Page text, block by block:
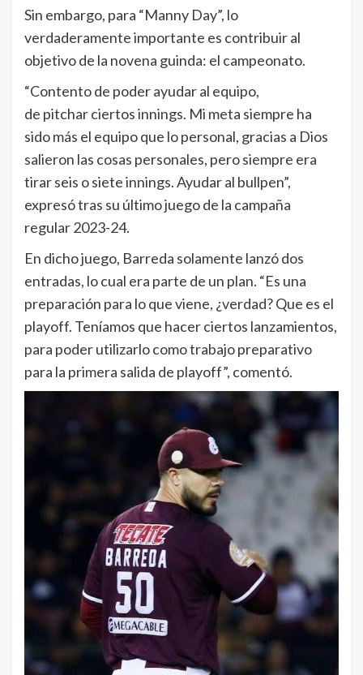
Sin embargo, para “Manny Day”, lo
verdaderamente importante es contribuir al
objetivo de la novena guinda: el campeonato.
“Contento de poder ayudar al equipo,
de pitchar ciertos innings. Mi meta siempre ha
sido más el equipo que lo personal, gracias a Dios
salieron las cosas personales, pero siempre era
tirar seis o siete innings. Ayudar al bullpen”,
expresó tras su último juego de la campaña
regular 2023-24.
En dicho juego, Barreda solamente lanzó dos
entradas, lo cual era parte de un plan. “Es una
preparación para lo que viene, ¿verdad? Que es el
playoff. Teníamos que hacer ciertos lanzamientos,
para poder utilizarlo como trabajo preparativo
para la primera salida de playoff”, comentó.